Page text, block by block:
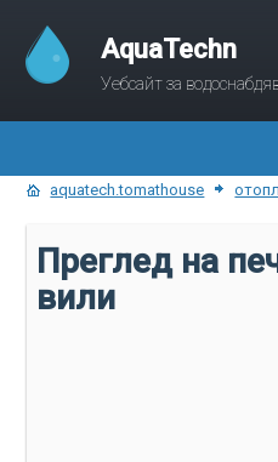
AquaTechn
Уебсайт за
aquatech.tomathouse
Преглед на
вили